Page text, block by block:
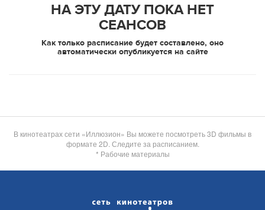
НА ЭТУ ДАТУ ПОКА НЕТ
СЕАНСОВ
Как только расписание будет составлено, оно
автоматически опубликуется на сайте
В кинотеатрах сети «Иллюзион» Вы можете посмотреть 3D фильмы в
формате 2D. Следите за расписанием.
* Рабочие материалы